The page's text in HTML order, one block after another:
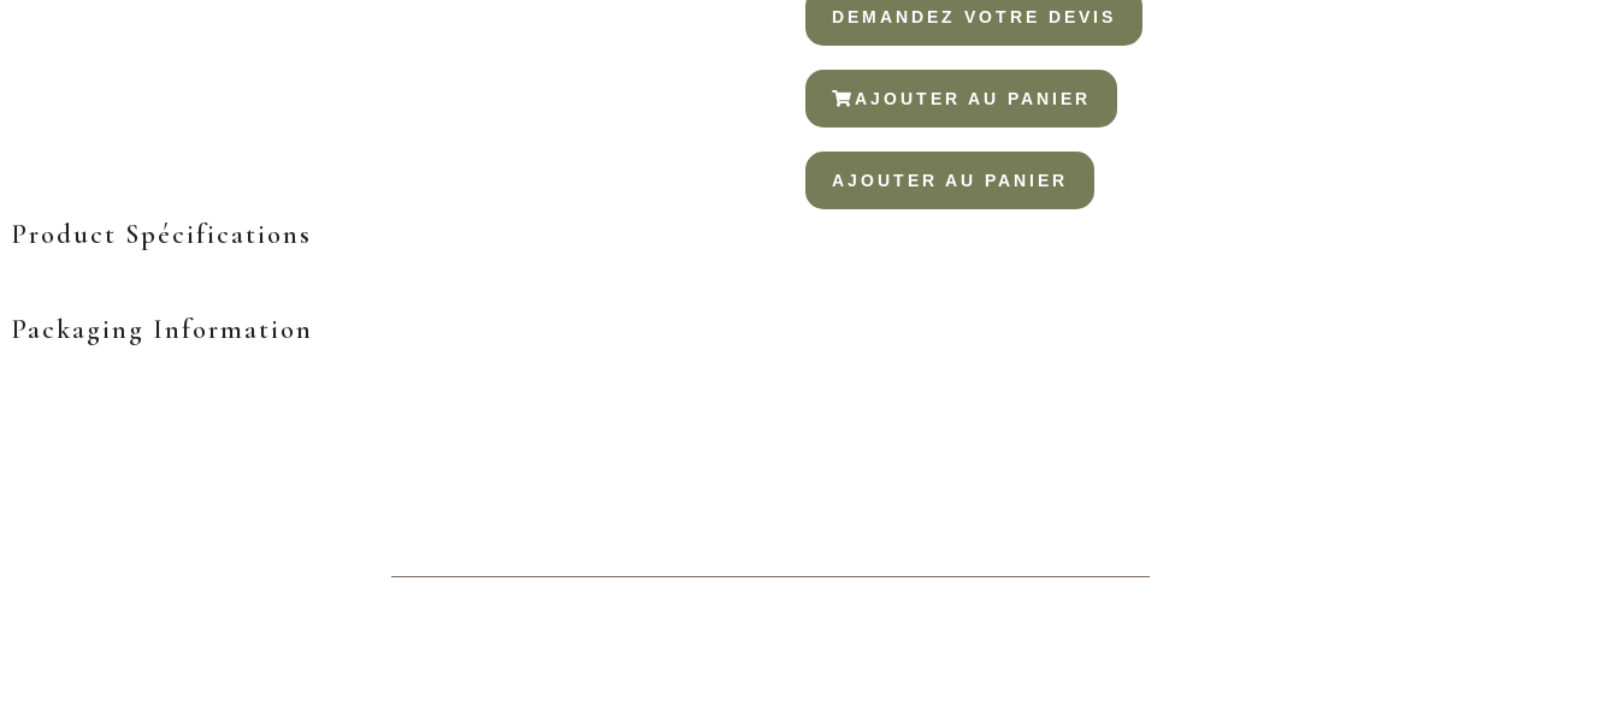
DEMANDEZ VOTRE DEVIS
AJOUTER AU PANIER
AJOUTER AU PANIER
Product Spécifications
Packaging Information